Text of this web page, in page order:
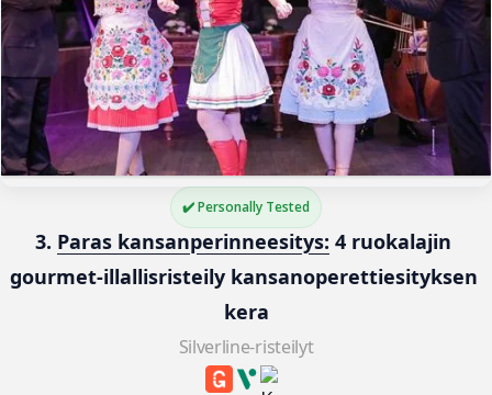
✔️ Personally Tested
3. Paras kansanperinneesitys: 4 ruokalajin
gourmet-illallisristeily kansanoperettiesityksen
kera
Silverline-risteilyt